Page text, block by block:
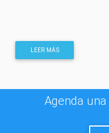
LEER MÁS
Agenda